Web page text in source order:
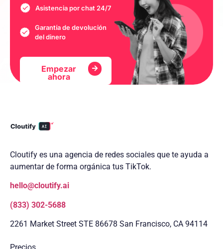
Asistencia por chat 24/7
Garantía de devolución
del dinero
Empezar
ahora
Cloutify es una agencia de redes sociales que te ayuda a
aumentar de forma orgánica tus TikTok.
hello@cloutify.ai
(833) 302-5688
2261 Market Street STE 86678 San Francisco, CA 94114
Precios